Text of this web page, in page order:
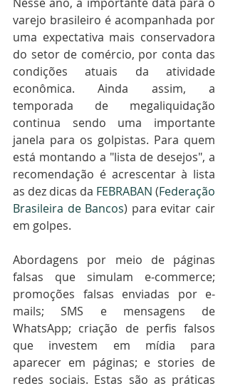
Nesse ano, a importante data para o
varejo brasileiro é acompanhada por
uma expectativa mais conservadora
do setor de comércio, por conta das
condições atuais da atividade
econômica. Ainda assim, a
temporada de megaliquidação
continua sendo uma importante
janela para os golpistas. Para quem
está montando a "lista de desejos", a
recomendação é acrescentar à lista
as dez dicas da FEBRABAN (Federação
Brasileira de Bancos) para evitar cair
em golpes.
Abordagens por meio de páginas
falsas que simulam e-commerce;
promoções falsas enviadas por e-
mails; SMS e mensagens de
WhatsApp; criação de perfis falsos
que investem em mídia para
aparecer em páginas; e stories de
redes sociais. Estas são as práticas